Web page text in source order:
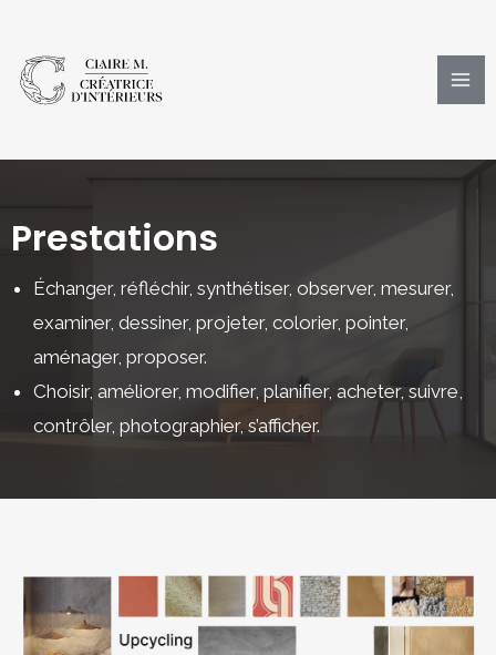
contenu
Prestations​
Échanger, réfléchir, synthétiser, observer, mesurer,
examiner, dessiner, projeter, colorier, pointer,
aménager, proposer.
Choisir, améliorer, modifier, planifier, acheter, suivre,
contrôler, photographier, s’afficher.